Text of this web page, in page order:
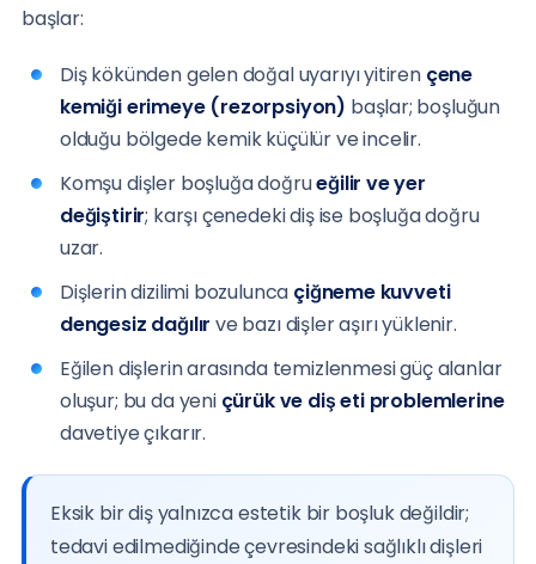
başlar:
Diş kökünden gelen doğal uyarıyı yitiren çene
kemiği erimeye (rezorpsiyon) başlar; boşluğun
olduğu bölgede kemik küçülür ve incelir.
Komşu dişler boşluğa doğrueğilir ve yer
değiştirir; karşı çenedeki diş ise boşluğa doğru
uzar.
Dişlerin dizilimi bozulunca çiğneme kuvveti
dengesiz dağılır ve bazı dişler aşırı yüklenir.
Eğilen dişlerin arasında temizlenmesi güç alanlar
oluşur; bu da yeni çürük ve diş eti problemlerine
davetiye çıkarır.
Eksik bir diş yalnızca estetik bir boşluk değildir;
tedavi edilmediğinde çevresindeki sağlıklı dişleri